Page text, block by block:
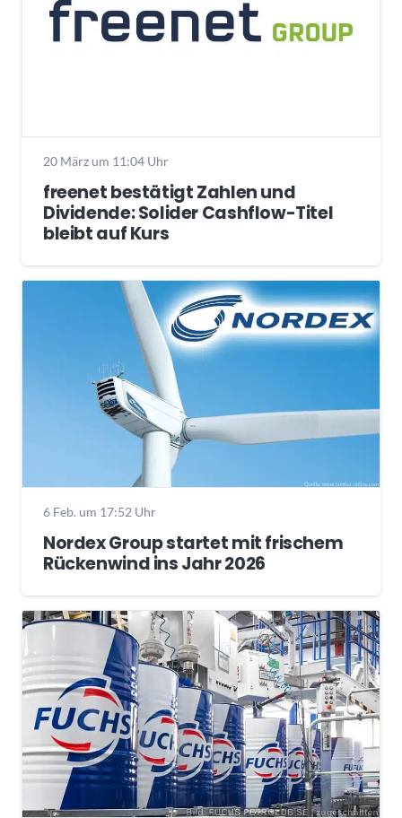
20 März um 11:04 Uhr
freenet bestätigt Zahlen und
Dividende: Solider Cashflow-Titel
bleibt auf Kurs
6 Feb. um 17:52 Uhr
Nordex Group startet mit frischem
Rückenwind ins Jahr 2026